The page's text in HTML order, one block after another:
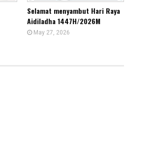
Selamat menyambut Hari Raya
Aidiladha 1447H/2026M
May 27, 2026